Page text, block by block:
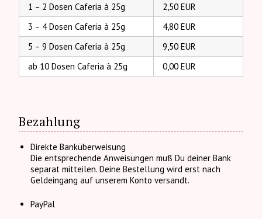
1 – 2 Dosen Caferia à 25g
2,50 EUR
3 – 4 Dosen Caferia à 25g
4,80 EUR
5 – 9 Dosen Caferia à 25g
9,50 EUR
ab 10 Dosen Caferia à 25g
0,00 EUR
Bezahlung
Direkte Banküberweisung
Die entsprechende Anweisungen muß Du deiner Bank
separat mitteilen. Deine Bestellung wird erst nach
Geldeingang auf unserem Konto versandt.
PayPal